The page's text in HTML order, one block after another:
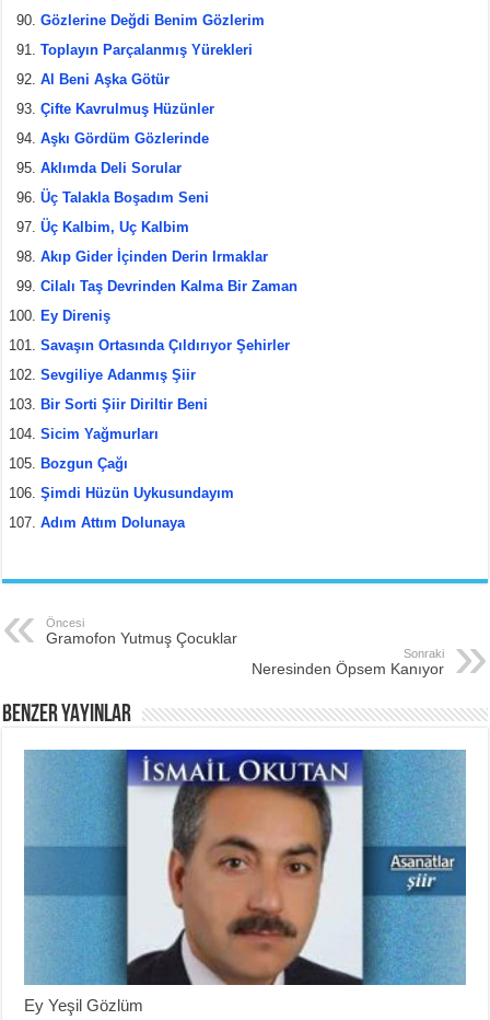
Gözlerine Değdi Benim Gözlerim
Toplayın Parçalanmış Yürekleri
Al Beni Aşka Götür
Çifte Kavrulmuş Hüzünler
Aşkı Gördüm Gözlerinde
Aklımda Deli Sorular
Üç Talakla Boşadım Seni
Üç Kalbim, Uç Kalbim
Akıp Gider İçinden Derin Irmaklar
Cilalı Taş Devrinden Kalma Bir Zaman
Ey Direniş
Savaşın Ortasında Çıldırıyor Şehirler
Sevgiliye Adanmış Şiir
Bir Sorti Şiir Diriltir Beni
Sicim Yağmurları
Bozgun Çağı
Şimdi Hüzün Uykusundayım
Adım Attım Dolunaya
Öncesi
Gramofon Yutmuş Çocuklar
Sonraki
Neresinden Öpsem Kanıyor
BENZER YAYINLAR
Ey Yeşil Gözlüm